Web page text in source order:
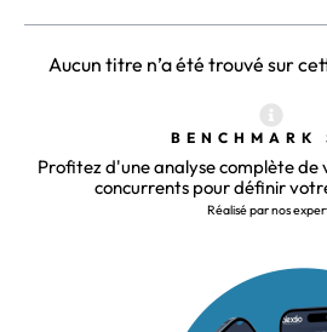
Aucun titre n’a été trouvé sur
BENCHMARK
Profitez d'une analyse complète de
concurrents pour définir
Réalisé par nos